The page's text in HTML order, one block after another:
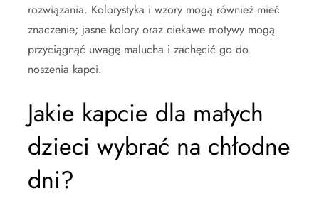
rozwiązania. Kolorystyka i wzory mogą również mieć
znaczenie; jasne kolory oraz ciekawe motywy mogą
przyciągnąć uwagę malucha i zachęcić go do
noszenia kapci.
Jakie kapcie dla małych
dzieci wybrać na chłodne
dni?